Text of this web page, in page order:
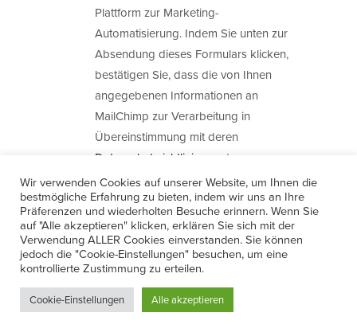
Plattform zur Marketing-
Automatisierung. Indem Sie unten zur
Absendung dieses Formulars klicken,
bestätigen Sie, dass die von Ihnen
angegebenen Informationen an
MailChimp zur Verarbeitung in
Übereinstimmung mit deren
Datenschutzrichtlinien
und
Bedingungenweitergegeben werden.
ProfiFoto auf Instagram
Wir verwenden Cookies auf unserer Website, um Ihnen die
bestmögliche Erfahrung zu bieten, indem wir uns an Ihre
Präferenzen und wiederholten Besuche erinnern. Wenn Sie
auf "Alle akzeptieren" klicken, erklären Sie sich mit der
Verwendung ALLER Cookies einverstanden. Sie können
jedoch die "Cookie-Einstellungen" besuchen, um eine
kontrollierte Zustimmung zu erteilen.
Cookie-Einstellungen Alle akzeptieren